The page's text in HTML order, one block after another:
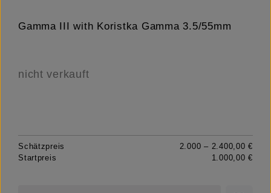
Gamma III with Koristka Gamma 3.5/55mm
nicht verkauft
Schätzpreis
2.000 – 2.400,00 €
Startpreis
1.000,00 €